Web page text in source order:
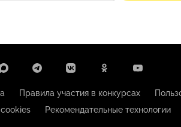
Правила участия в конкурсах
Рекомендательные технологии